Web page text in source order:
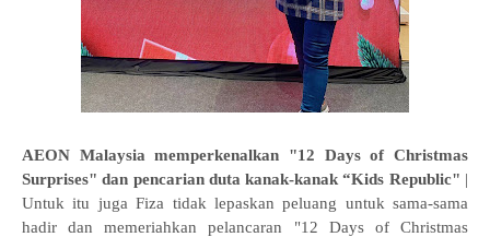
AEON Malaysia memperkenalkan "12 Days of Christmas
Surprises" dan pencarian duta kanak-kanak “Kids Republic" |
Untuk itu juga Fiza tidak lepaskan peluang untuk sama-sama
hadir dan memeriahkan pelancaran "12 Days of Christmas